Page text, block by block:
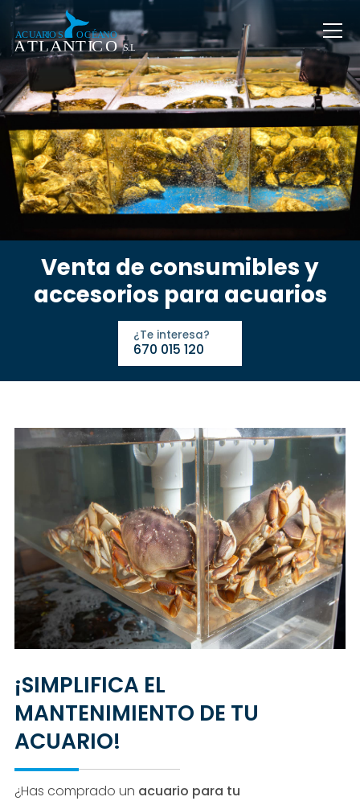
Venta de consumibles y
accesorios para acuarios
¿Te interesa?
670 015 120
¡SIMPLIFICA EL
MANTENIMIENTO DE TU
ACUARIO!
¿Has comprado un acuario para tu